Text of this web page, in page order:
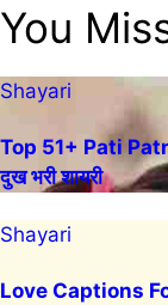
You
Shayari
Top 51+ Pati
दुख भरी शायरी
Shayari
Love Captions